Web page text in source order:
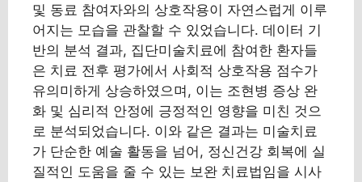
및 동료 참여자와의 상호작용이 자연스럽게 이루
어지는 모습을 관찰할 수 있었습니다. 데이터 기
반의 분석 결과, 집단미술치료에 참여한 환자들
은 치료 전후 평가에서 사회적 상호작용 점수가
유의미하게 상승하였으며, 이는 조현병 증상 완
화 및 심리적 안정에 긍정적인 영향을 미친 것으
로 분석되었습니다. 이와 같은 결과는 미술치료
가 단순한 예술 활동을 넘어, 정신건강 회복에 실
질적인 도움을 줄 수 있는 보완 치료법임을 시사